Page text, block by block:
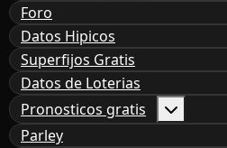
Foro
Datos Hipicos
Superfijos Gratis
Datos de Loterias
Pronosticos gratis
Parley